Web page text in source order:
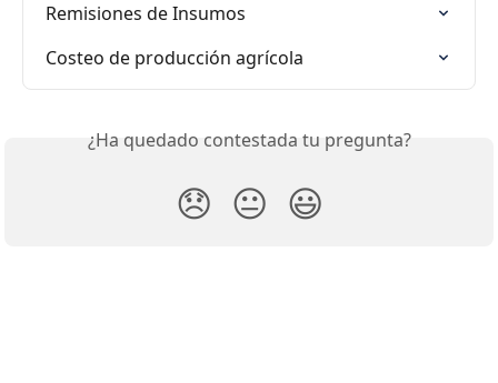
Remisiones de Insumos
Costeo de producción agrícola
¿Ha quedado contestada tu pregunta?
😞 😐 😃